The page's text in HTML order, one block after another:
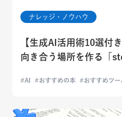
ナレッジ・ノウハウ
【生成AI活用術10選付
向き合う場所を作る「
AI おすすめの本 おすすめツー